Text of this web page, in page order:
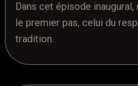
Dans cet épisode
le premier pas, celui du
tradition.